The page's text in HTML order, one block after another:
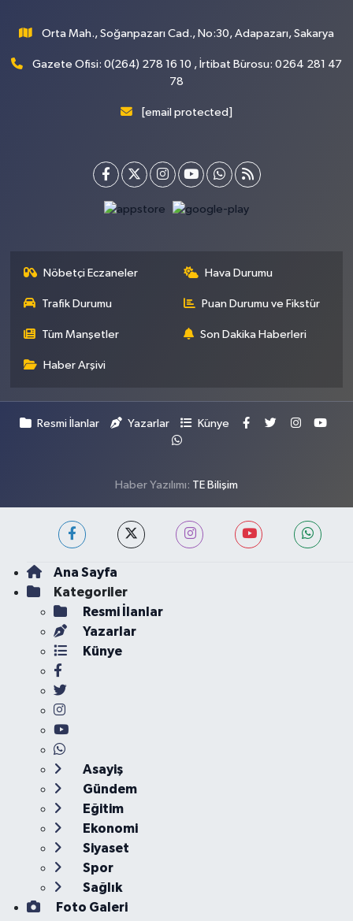
Orta Mah., Soğanpazarı Cad., No:30, Adapazarı, Sakarya
Gazete Ofisi: 0(264) 278 16 10 , İrtibat Bürosu: 0264 281 47
78
[email protected]
Nöbetçi Eczaneler Hava Durumu
Trafik Durumu Puan Durumu ve Fikstür
Tüm Manşetler Son Dakika Haberleri
Haber Arşivi
Resmi İlanlar Yazarlar Künye
Haber Yazılımı: TE Bilişim
Ana Sayfa
Kategoriler
Resmi İlanlar
Yazarlar
Künye
Asayiş
Gündem
Eğitim
Ekonomi
Siyaset
Spor
Sağlık
Foto Galeri